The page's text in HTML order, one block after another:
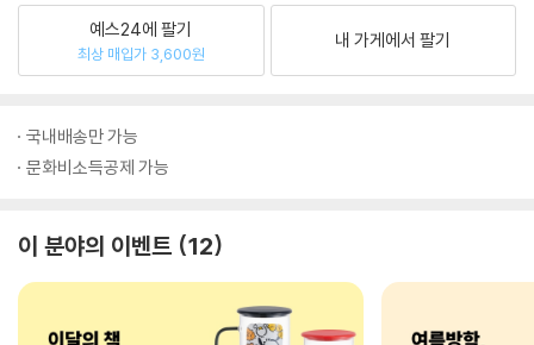
예스24에 팔기
최상 매입가 3,600원
내 가게에서 팔기
국내배송만 가능
문화비소득공제 가능
이 분야의 이벤트 12